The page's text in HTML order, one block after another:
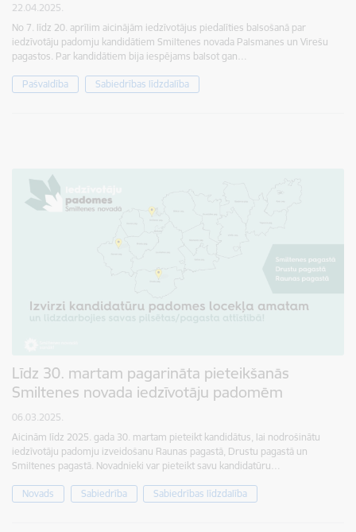
22.04.2025.
No 7. līdz 20. aprīlim aicinājām iedzīvotājus piedalīties balsošanā par
iedzīvotāju padomju kandidātiem Smiltenes novada Palsmanes un Virešu
pagastos. Par kandidātiem bija iespējams balsot gan…
Pašvaldība Sabiedrības līdzdalība
Līdz 30. martam pagarināta pieteikšanās
Smiltenes novada iedzīvotāju padomēm
06.03.2025.
Aicinām līdz 2025. gada 30. martam pieteikt kandidātus, lai nodrošinātu
iedzīvotāju padomju izveidošanu Raunas pagastā, Drustu pagastā un
Smiltenes pagastā. Novadnieki var pieteikt savu kandidatūru…
Novads Sabiedrība Sabiedrības līdzdalība